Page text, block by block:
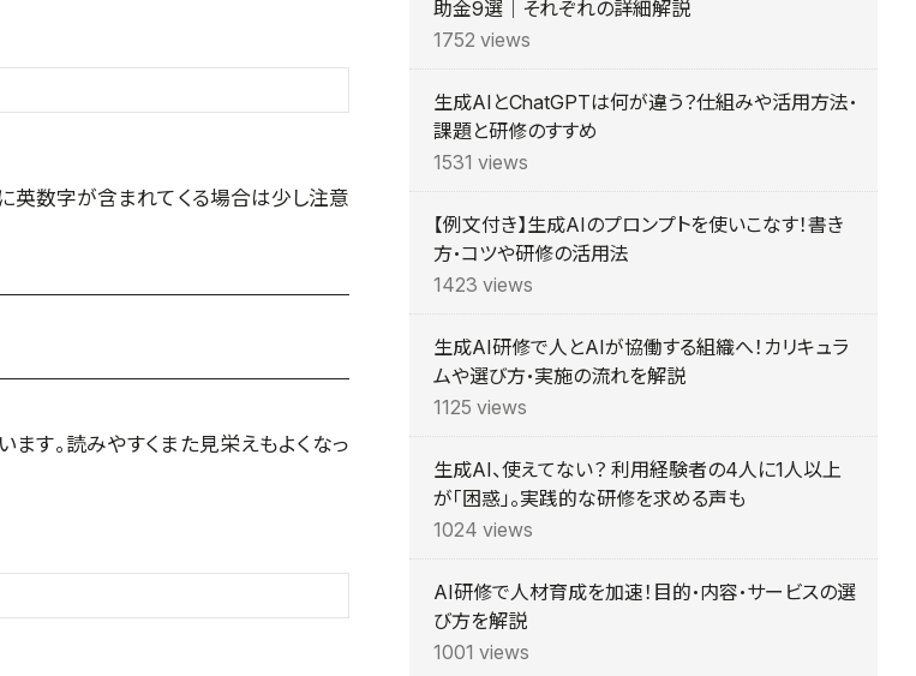
英数字が含まれてくる場合は少し注意
す。読みやすくまた見栄えもよくなっ
助金9選｜それぞれの詳細解説
1752 views
生成AIとChatGPTは何が違う？仕組みや活用方法・
課題と研修のすすめ
1531 views
【例文付き】生成AIのプロンプトを使いこなす！書き
方・コツや研修の活用法
1423 views
生成AI研修で人とAIが協働する組織へ！カリキュラ
ムや選び方・実施の流れを解説
1125 views
生成AI、使えてない？ 利用経験者の4人に1人以上
が「困惑」。実践的な研修を求める声も
1024 views
AI研修で人材育成を加速！目的・内容・サービスの選
び方を解説
1001 views